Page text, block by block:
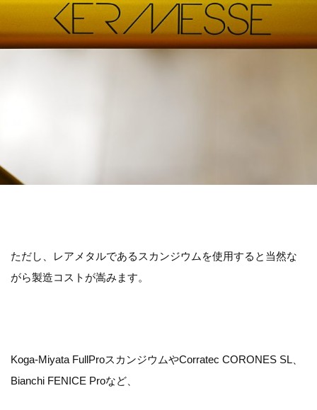
ただし、レアメタルであるスカンジウムを使用すると当然な
がら製造コストが嵩みます。
Koga-Miyata FullProスカンジウムやCorratec CORONES SL、
Bianchi FENICE Proなど、